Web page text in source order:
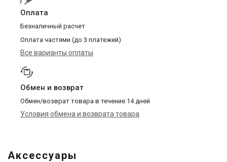
Оплата
Безналичный расчет
Оплата частями (до 3 платежей)
Все варианты оплаты
Обмен и возврат
Обмен/возврат товара в течение 14 дней
Условия обмена и возврата товара
Аксессуары